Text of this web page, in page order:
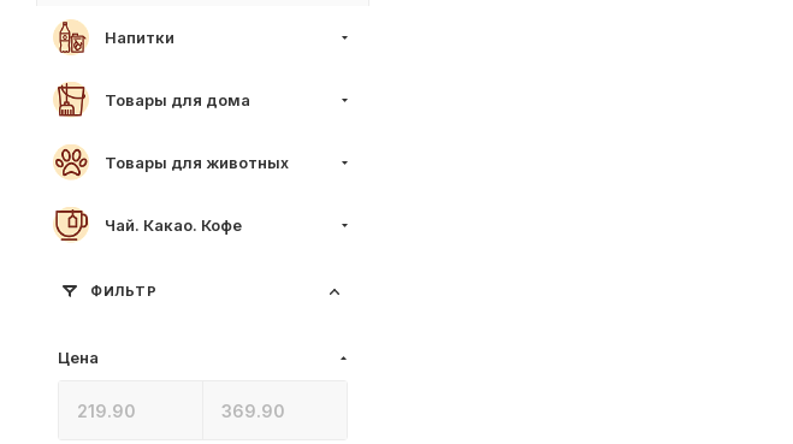
Напитки
Товары для дома
Товары для животных
Чай. Какао. Кофе
ФИЛЬТР
Цена